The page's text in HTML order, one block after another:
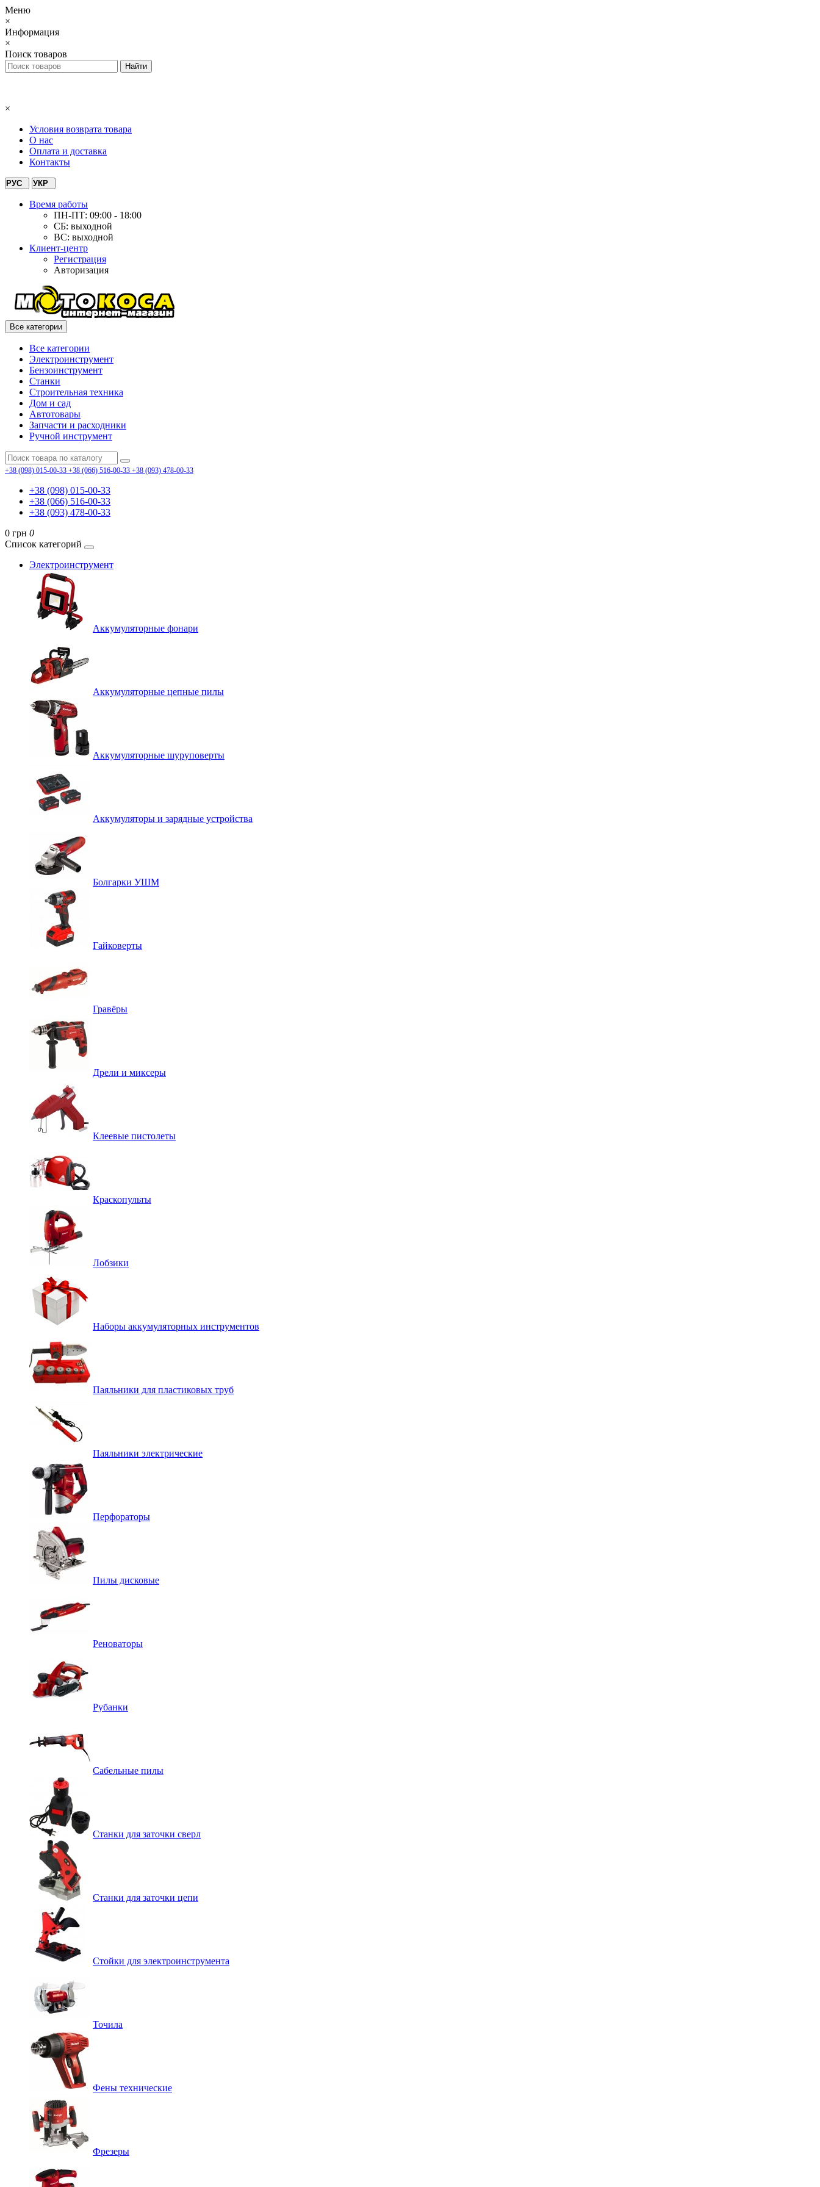
Меню
×
Информация
×
Поиск товаров
×
Условия возврата товара
О нас
Оплата и доставка
Контакты
РУС УКР
Время работы
ПН-ПТ: 09:00 - 18:00
СБ: выходной
ВС: выходной
Клиент-центр
Регистрация
Авторизация
Все категории
Все категории
Электроинструмент
Бензоинструмент
Станки
Строительная техника
Дом и сад
Автотовары
Запчасти и расходники
Ручной инструмент
+38 (098) 015-00-33 +38 (066) 516-00-33 +38 (093) 478-00-33
+38 (098) 015-00-33
+38 (066) 516-00-33
+38 (093) 478-00-33
0 грн 0
Список категорий
Электроинструмент
Аккумуляторные фонари
Аккумуляторные цепные пилы
Аккумуляторные шуруповерты
Аккумуляторы и зарядные устройства
Болгарки УШМ
Гайковерты
Гравёры
Дрели и миксеры
Клеевые пистолеты
Краскопульты
Лобзики
Наборы аккумуляторных инструментов
Паяльники для пластиковых труб
Паяльники электрические
Перфораторы
Пилы дисковые
Реноваторы
Рубанки
Сабельные пилы
Станки для заточки сверл
Станки для заточки цепи
Стойки для электроинструмента
Точила
Фены технические
Фрезеры